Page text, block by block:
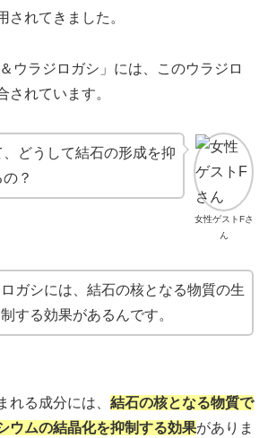
されてきました。
ウラジロガシ」には、このウラジロ
されています。
女性ゲストFさ
ん
どうして結石の形成を抑
？
ガシには、結石の核となる物質の生
する効果があるんです。
れる成分には、 結石の核となる物質で
ウムの結晶化を抑制する効果がありま